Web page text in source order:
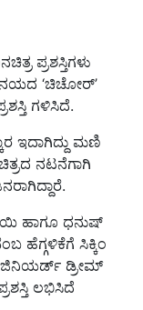
ಪ್ರಶಸ್ತಿಗಳು
‘ಚಿಚೋರ್’
ಗಳಿಸಿದೆ.
ಇದಾಗಿದ್ದು ಮಣಿ
ನಟನೆಗಾಗಿ
ಹಾಗೂ ಧನುಷ್
ಹೆಗ್ಗಳಿಕೆಗೆ ಸಿಕ್ಕಿಂ
ಡ್ರೀಮ್
ಲಭಿಸಿದೆ